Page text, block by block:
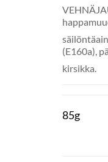
(E160a),
kirsikka.
85g